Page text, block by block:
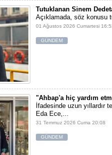
Tutuklanan Sinem
Açıklamada, söz konusu
01 Ağustos 2026 Cumartesi
GÜNDEM
"Ahbap'a hiç yardım
İfadesinde uzun yıllardır
Eda Ece,...
31 Temmuz 2026 Cuma 20:08
GÜNDEM